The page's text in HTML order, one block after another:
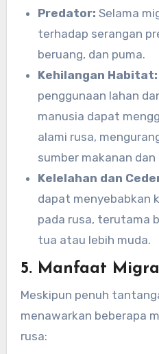
Predator: Selama
terhadap serangan
beruang, dan puma.
Kehilangan Habitat:
penggunaan lahan
manusia dapat
alami rusa,
sumber makanan
Kelelahan dan
dapat menyebabkan
pada rusa, terutama
tua atau lebih muda.
5. Manfaat
Meskipun penuh
menawarkan beberapa
rusa: